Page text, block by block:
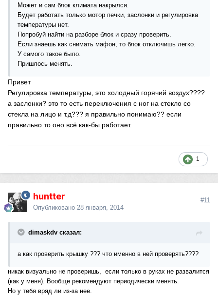
Может и сам блок климата накрылся.
Будет работать только мотор печки, заслонки и регулировка
температуры нет.
Попробуй найти на разборе блок и сразу проверить.
Если знаешь как снимать мафон, то блок отключишь легко.
У самого такое было.
Пришлось менять.
Привет
Регулировка температуры, это холодный горячий воздух????
а заслонки? это то есть переключения с ног на стекло со
стекла на лицо и т.д??? я правильно понимаю?? если
правильно то оно всё как-бы работает.
1
huntter
Опубликовано 28 января, 2014
#11
dimaskdv сказал:
а как проверить крышку ??? что именно в ней проверять????
никак визуально не проверишь, если только в руках не развалится
(как у меня). Вообще рекомендуют периодически менять.
Но у тебя вряд ли из-за нее.